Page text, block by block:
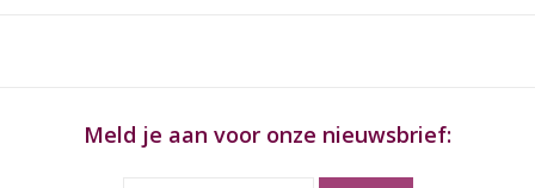
Meld je aan voor onze nieuwsbrief: